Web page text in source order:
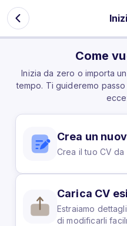
Come
Inizia da zero o importa
tempo. Ti guideremo
Crea un
Crea il tuo CV
Carica CV
Estraiamo
di modificarli